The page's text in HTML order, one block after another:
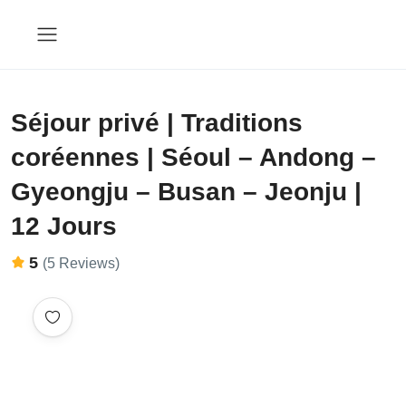
Séjour privé | Traditions
coréennes | Séoul – Andong –
Gyeongju – Busan – Jeonju |
12 Jours
5 (5 Reviews)